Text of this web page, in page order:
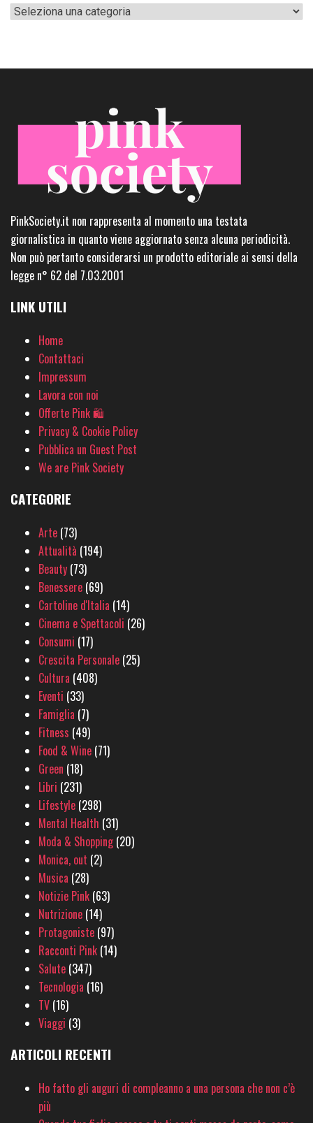
Categorie
PinkSociety.it non rappresenta al momento una testata
giornalistica in quanto viene aggiornato senza alcuna periodicità.
Non può pertanto considerarsi un prodotto editoriale ai sensi della
legge n° 62 del 7.03.2001
LINK UTILI
Home
Contattaci
Impressum
Lavora con noi
Offerte Pink 🛍
Privacy & Cookie Policy
Pubblica un Guest Post
We are Pink Society
CATEGORIE
Arte (73)
Attualità (194)
Beauty (73)
Benessere (69)
Cartoline d'Italia (14)
Cinema e Spettacoli (26)
Consumi (17)
Crescita Personale (25)
Cultura (408)
Eventi (33)
Famiglia (7)
Fitness (49)
Food & Wine (71)
Green (18)
Libri (231)
Lifestyle (298)
Mental Health (31)
Moda & Shopping(20)
Monica, out (2)
Musica (28)
Notizie Pink (63)
Nutrizione (14)
Protagoniste (97)
Racconti Pink (14)
Salute (347)
Tecnologia (16)
TV (16)
Viaggi (3)
ARTICOLI RECENTI
Ho fatto gli auguri di compleanno a una persona che non c’è
più